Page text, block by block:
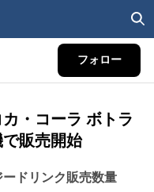
フォロー
・コーラ ボトラ
販売開始
ドリンク販売数量